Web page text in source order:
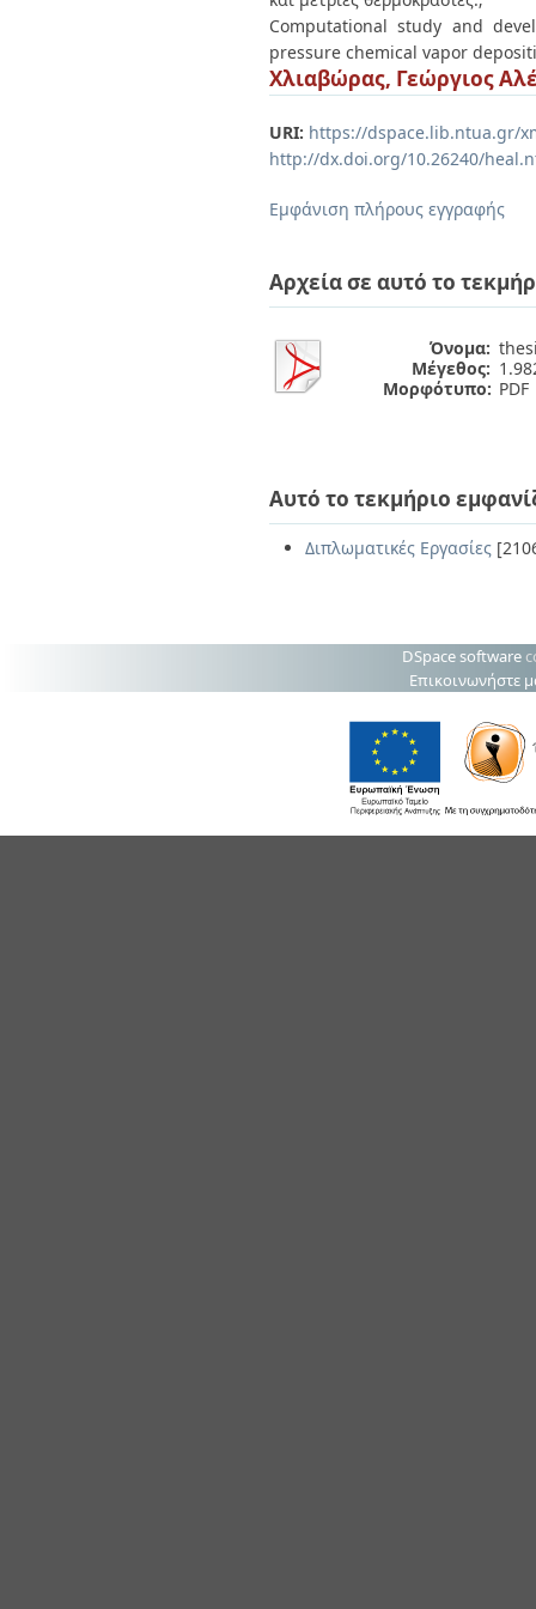
Computational study and
pressure chemical vapor
Χλιαβώρας, Γεώργιος
URI: https://dspace.lib.ntua.gr/
http://dx.doi.org/10.26240/
Εμφάνιση πλήρους εγγραφής
Αρχεία σε αυτό το
Όνομα:
Μέγεθος:
Μορφότυπο: PDF
Αυτό το τεκμήριο
Διπλωματικές Εργασίες
DSpace software
Επικοινωνήστε